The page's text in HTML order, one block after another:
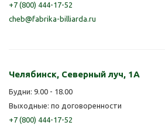
+7 (800) 444-17-52
cheb@fabrika-billiarda.ru
Челябинск, Северный луч, 1А
Будни: 9.00 - 18.00
Выходные: по договоренности
+7 (800) 444-17-52